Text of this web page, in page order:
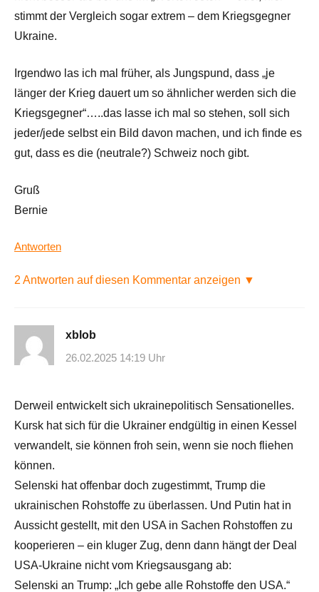
stimmt der Vergleich sogar extrem – dem Kriegsgegner
Ukraine.
Irgendwo las ich mal früher, als Jungspund, dass „je
länger der Krieg dauert um so ähnlicher werden sich die
Kriegsgegner“…..das lasse ich mal so stehen, soll sich
jeder/jede selbst ein Bild davon machen, und ich finde es
gut, dass es die (neutrale?) Schweiz noch gibt.
Gruß
Bernie
Antworten
2 Antworten auf diesen Kommentar anzeigen ▼
xblob
26.02.2025 14:19 Uhr
Derweil entwickelt sich ukrainepolitisch Sensationelles.
Kursk hat sich für die Ukrainer endgültig in einen Kessel
verwandelt, sie können froh sein, wenn sie noch fliehen
können.
Selenski hat offenbar doch zugestimmt, Trump die
ukrainischen Rohstoffe zu überlassen. Und Putin hat in
Aussicht gestellt, mit den USA in Sachen Rohstoffen zu
kooperieren – ein kluger Zug, denn dann hängt der Deal
USA-Ukraine nicht vom Kriegsausgang ab:
Selenski an Trump: „Ich gebe alle Rohstoffe den USA.“